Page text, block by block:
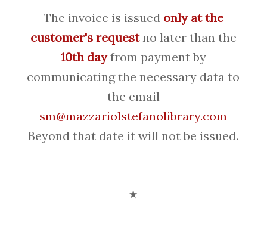
The invoice is issued only at the
customer's requestno later than the
10th dayfrom payment by
communicating the necessary data to
the email
sm@mazzariolstefanolibrary.com
Beyond that date it will not be issued.